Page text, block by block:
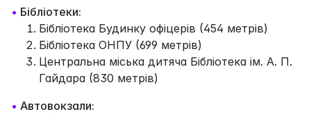
• Бібліотеки:
Бібліотека Будинку офіцерів (454 метрів)
Бібліотека ОНПУ (699 метрів)
Центральна міська дитяча Бібліотека ім. А. П.
Гайдара (830 метрів)
• Автовокзали: